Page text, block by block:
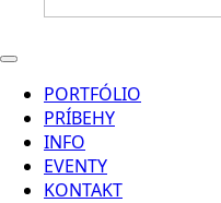
PORTFÓLIO
PRÍBEHY
INFO
EVENTY
KONTAKT